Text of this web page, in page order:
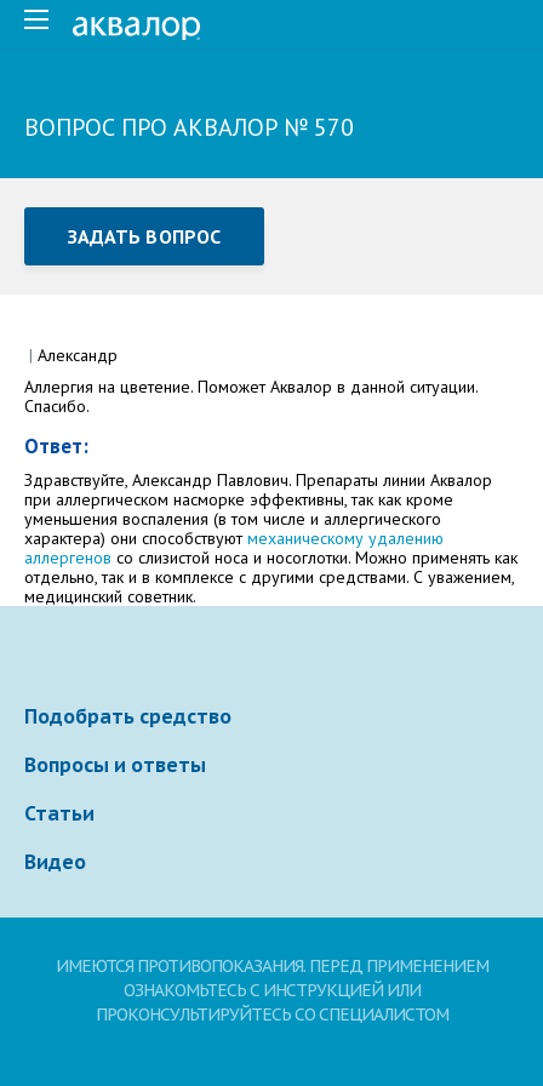
ВОПРОС ПРО АКВАЛОР № 570
ЗАДАТЬ ВОПРОС
Как Вас зовут
Электронная почта
Свернуть
| Александр
Аллергия на цветение. Поможет Аквалор в данной ситуации.
Спасибо.
Ответ:
Здравствуйте, Александр Павлович. Препараты линии Аквалор
при аллергическом насморке эффективны, так как кроме
уменьшения воспаления (в том числе и аллергического
характера) они способствуютмеханическому удалению
аллергенов со слизистой носа и носоглотки. Можно применять как
отдельно, так и в комплексе с другими средствами. С уважением,
медицинский советник.
Подобрать средство
Вопросы и ответы
Статьи
Видео
ИМЕЮТСЯ ПРОТИВОПОКАЗАНИЯ. ПЕРЕД ПРИМЕНЕНИЕМ
ОЗНАКОМЬТЕСЬ С ИНСТРУКЦИЕЙ ИЛИ
ПРОКОНСУЛЬТИРУЙТЕСЬ СО СПЕЦИАЛИСТОМ